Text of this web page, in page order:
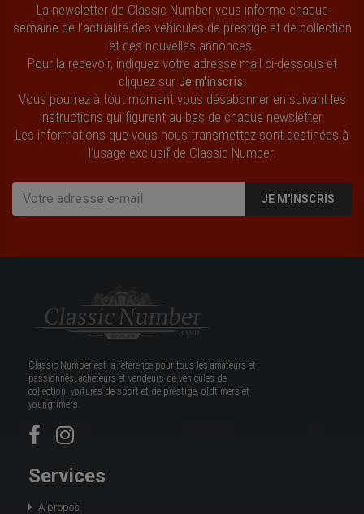
La newsletter de Classic Number vous informe chaque
semaine de l’actualité des véhicules de prestige et de collection
et des nouvelles annonces.
Pour la recevoir, indiquez votre adresse mail ci-dessous et
cliquez sur Je m'inscris
Vous pourrez à tout moment vous désabonner en suivant les
instructions qui figurent au bas de chaque newsletter.
Les informations que vous nous transmettez sont destinées à
l’usage exclusif de Classic Number.
JE M'INSCRIS
Classic Number est la référence pour tous les amateurs et
passionnés, acheteurs et vendeurs de véhicules de
collection, voitures de sport et de prestige, oldtimers et
youngtimers.
Services
A propos